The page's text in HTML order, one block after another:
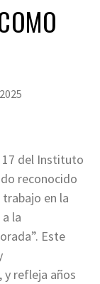
17 del Instituto
reconocido
en la
la
Este
y refleja años